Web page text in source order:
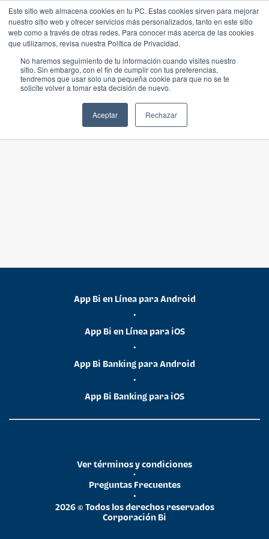
Este sitio web almacena cookies en tu PC. Estas cookies sirven para mejorar
nuestro sitio web y ofrecer servicios más personalizados, tanto en este sitio
web como a través de otras redes. Para conocer más acerca de las cookies
que utilizamos, revisa nuestra Política de Privacidad.
No haremos seguimiento de tu información cuando visites nuestro
sitio. Sin embargo, con el fin de cumplir con tus preferencias,
tendremos que usar solo una pequeña cookie para que no se te
solicite volver a tomar esta decisión de nuevo.
Aceptar Rechazar
App Bi en Línea para Android
•
App Bi en Línea para iOS
•
App Bi Banking para Android
•
App Bi Banking para iOS
2026 © Todos los derechos reservados
Corporación Bi
•
Preguntas Frecuentes
•
Ver términos y condiciones